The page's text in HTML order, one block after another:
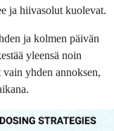
ja hiivasolut kuolevat.
ja kolmen päivän
yleensä noin
vain yhden annoksen,